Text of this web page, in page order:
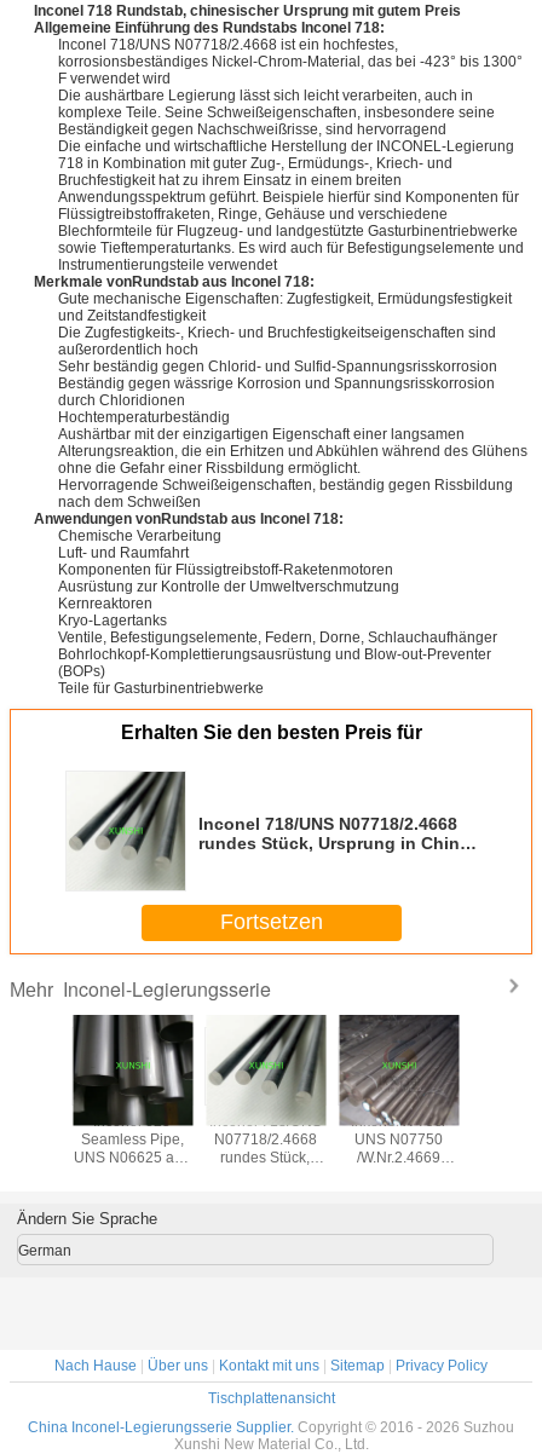
Inconel 718 Rundstab, chinesischer Ursprung mit gutem Preis
Allgemeine Einführung des Rundstabs Inconel 718:
Inconel 718/UNS N07718/2.4668 ist ein hochfestes,
korrosionsbeständiges Nickel-Chrom-Material, das bei -423° bis 1300°
F verwendet wird
Die aushärtbare Legierung lässt sich leicht verarbeiten, auch in
komplexe Teile. Seine Schweißeigenschaften, insbesondere seine
Beständigkeit gegen Nachschweißrisse, sind hervorragend
Die einfache und wirtschaftliche Herstellung der INCONEL-Legierung
718 in Kombination mit guter Zug-, Ermüdungs-, Kriech- und
Bruchfestigkeit hat zu ihrem Einsatz in einem breiten
Anwendungsspektrum geführt. Beispiele hierfür sind Komponenten für
Flüssigtreibstoffraketen, Ringe, Gehäuse und verschiedene
Blechformteile für Flugzeug- und landgestützte Gasturbinentriebwerke
sowie Tieftemperaturtanks. Es wird auch für Befestigungselemente und
Instrumentierungsteile verwendet
Merkmale vonRundstab aus Inconel 718:
Gute mechanische Eigenschaften: Zugfestigkeit, Ermüdungsfestigkeit
und Zeitstandfestigkeit
Die Zugfestigkeits-, Kriech- und Bruchfestigkeitseigenschaften sind
außerordentlich hoch
Sehr beständig gegen Chlorid- und Sulfid-Spannungsrisskorrosion
Beständig gegen wässrige Korrosion und Spannungsrisskorrosion
durch Chloridionen
Hochtemperaturbeständig
Aushärtbar mit der einzigartigen Eigenschaft einer langsamen
Alterungsreaktion, die ein Erhitzen und Abkühlen während des Glühens
ohne die Gefahr einer Rissbildung ermöglicht.
Hervorragende Schweißeigenschaften, beständig gegen Rissbildung
nach dem Schweißen
Anwendungen vonRundstab aus Inconel 718:
Chemische Verarbeitung
Luft- und Raumfahrt
Komponenten für Flüssigtreibstoff-Raketenmotoren
Ausrüstung zur Kontrolle der Umweltverschmutzung
Kernreaktoren
Kryo-Lagertanks
Ventile, Befestigungselemente, Federn, Dorne, Schlauchaufhänger
Bohrlochkopf-Komplettierungsausrüstung und Blow-out-Preventer
(BOPs)
Teile für Gasturbinentriebwerke
Erhalten Sie den besten Preis für
Inconel 718/UNS N07718/2.4668
rundes Stück, Ursprung in China
Fortsetzen
Mehr Inconel-Legierungsserie
Inconel 625
Seamless Pipe,
UNS N06625 aus
Inconel 718/UNS
N07718/2.4668
rundes Stück,
Inkonel X-750/
UNS N07750
/W.Nr.2.4669
Ändern Sie Sprache
German
Nach Hause | Über uns | Kontakt mit uns | Sitemap | Privacy Policy
Tischplattenansicht
China Inconel-Legierungsserie Supplier. Copyright © 2016 - 2026 Suzhou
Xunshi New Material Co., Ltd.